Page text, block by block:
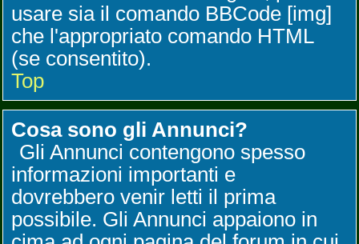
usare sia il comando BBCode [img]
che l'appropriato comando HTML
(se consentito).
Top
Cosa sono gli Annunci?
Gli Annunci contengono spesso
informazioni importanti e
dovrebbero venir letti il prima
possibile. Gli Annunci appaiono in